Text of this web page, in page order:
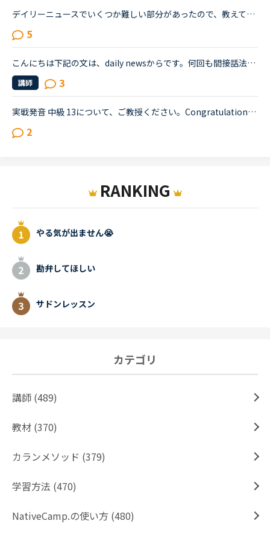
デイリーニュースでいくつか難しい部分があったので、教えて下さい。Will Tiffany’s New Advertising to Younger People Backfire? <a href="https://nativecamp.net/textbook/page-detail/2/12170" target="_blank">https://nativecamp.net/textbook/page-detail/2/12170</a> 質問12段落目のIn the ad,...
5
こんにちは下記の文は、daily newsからです。何回も間接話法で、言うことがwillで書かれていて違和感があります。ネイティブには、自然な言い方と言われ、大学の英語の先生にはwillをwouldに直した方が良いといわ...
講師 3
実戦発音 中級 13について、ご教授ください。Congratulations on your retirement boss! I'll never forget the years that I worked under you here at NativeCamp, nor will l forget the first day we met. Yo...
2
RANKING
やる気が出ません😭
勘弁してほしい
サドンレッスン
カテゴリ
講師 (489)
教材 (370)
カランメソッド (379)
学習方法 (470)
NativeCamp.の使い方 (480)